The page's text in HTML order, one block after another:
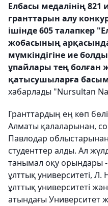
Елбасы медалінің 821
гранттарын алу
ішінде 605 талапкер
жобасының арқасында
мүмкіндігіне ие
ұпайлары тең болған
қатысушыларға
хабарлады "Nursultan
Гранттардың ең көп
Алматы қалаларынан,
Павлодар
студенттер алды. Ал
танымал оқу орындары
ұлттық университеті,
ұлттық университеті
атындағы Университет